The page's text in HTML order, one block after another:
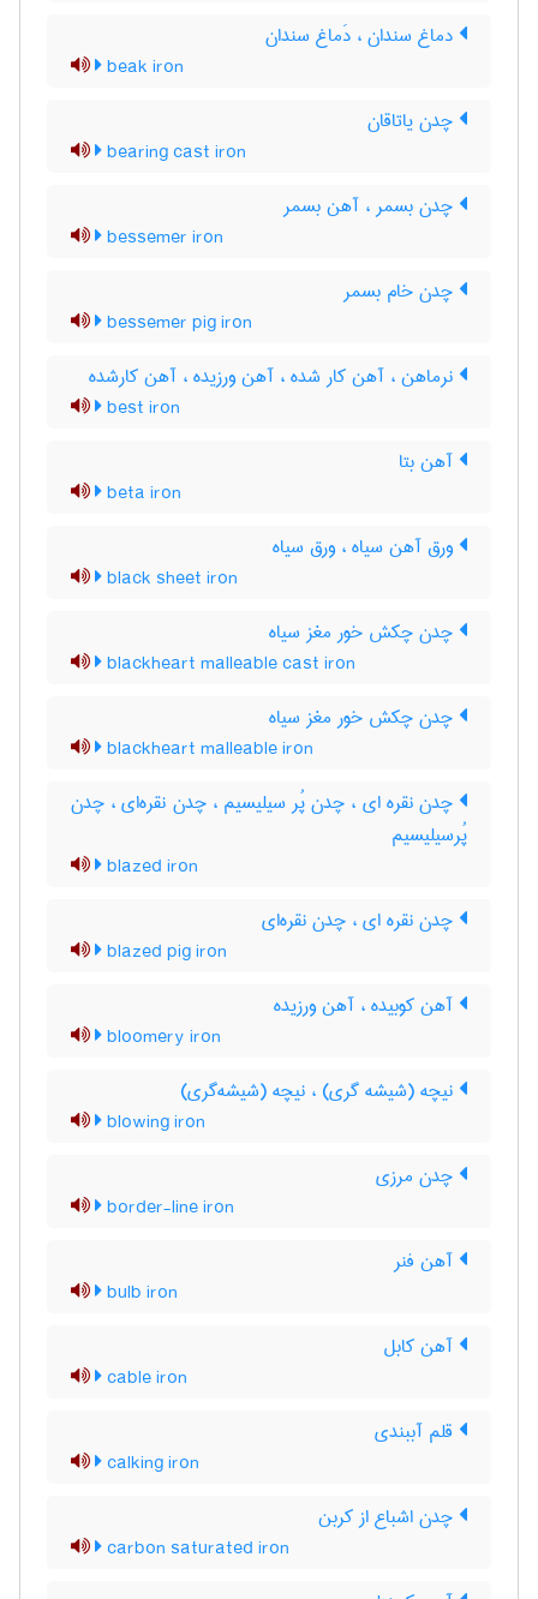
دماغ سندان ، دَماغ سندان
beak iron
چدن یاتاقان
bearing cast iron
چدن بسمر ، آهن بسمر
bessemer iron
چدن خام بسمر
bessemer pig iron
نرماهن ، آهن کار شده ، آهن ورزیده ، آهن کارشده
best iron
آهن بتا
beta iron
ورق آهن سیاه ، ورق سیاه
black sheet iron
چدن چکش خور مغز سیاه
blackheart malleable cast iron
چدن چکش خور مغز سیاه
blackheart malleable iron
چدن نقره ای ، چدن پُر سیلیسیم ، چدن نقره‌ای ، چدن
پُرسیلیسیم
blazed iron
چدن نقره ای ، چدن نقره‌ای
blazed pig iron
آهن کوبیده ، آهن ورزیده
bloomery iron
نیچه (شیشه گری) ، نیچه (شیشه‌گری)
blowing iron
چدن مرزی
border-line iron
آهن فنر
bulb iron
آهن کابل
cable iron
قلم آببندی
calking iron
چدن اشباع از کربن
carbon saturated iron